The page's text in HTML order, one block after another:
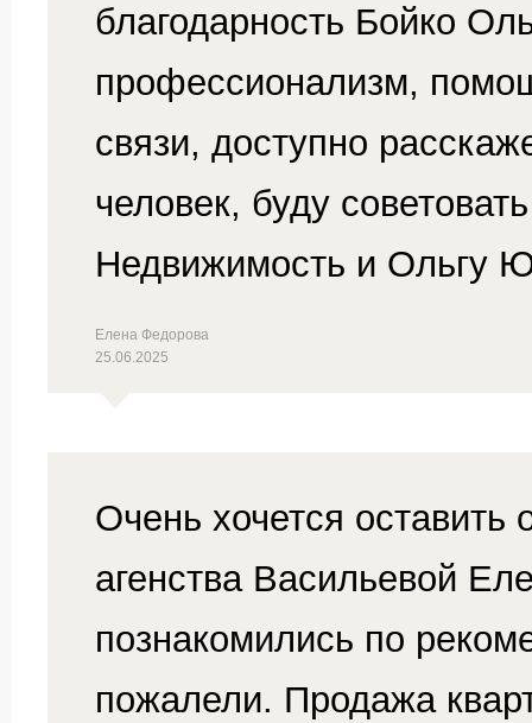
благодарность Бойко
профессионализм,
связи, доступно
человек, буду
Недвижимость и Ольгу
Елена Федорова
25.06.2025
Очень хочется оставить
агенства Васильевой
познакомились по
пожалели. Продажа